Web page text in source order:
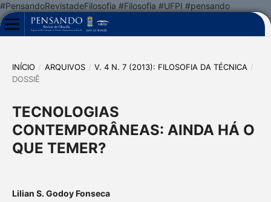
#PensandoRevistadeFilosofia #Filosofia #UFPI #pensando
INÍCIO / ARQUIVOS / V. 4 N. 7 (2013): FILOSOFIA DA TÉCNICA /
DOSSIÊ
TECNOLOGIAS
CONTEMPORÂNEAS: AINDA HÁ O
QUE TEMER?
Lilian S. Godoy Fonseca